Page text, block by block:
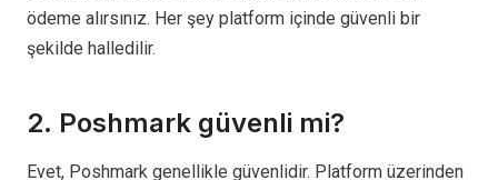
ödeme alırsınız. Her şey platform içinde güvenli bir
şekilde halledilir.
2. Poshmark güvenli mi?
Evet, Poshmark genellikle güvenlidir. Platform üzerinden